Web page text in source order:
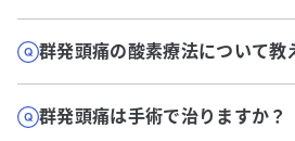
群発頭痛の酸素療法について教
群発頭痛は手術で治りますか？